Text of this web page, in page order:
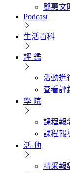
鄧惠文
Podcast
生活百科
評 鑑
活動進
查看評
學 院
課程報
課程報
活 動
精采報